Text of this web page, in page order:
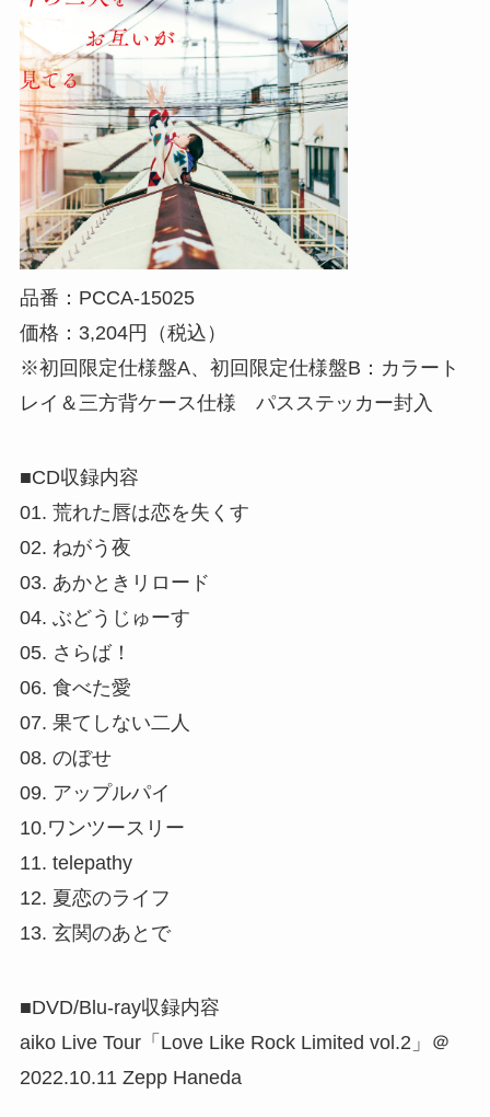
品番：PCCA-15025
価格：3,204円（税込）
※初回限定仕様盤A、初回限定仕様盤B：カラート
レイ＆三方背ケース仕様 パスステッカー封入
■CD収録内容
01. 荒れた唇は恋を失くす
02. ねがう夜
03. あかときリロード
04. ぶどうじゅーす
05. さらば！
06. 食べた愛
07. 果てしない二人
08. のぼせ
09. アップルパイ
10.ワンツースリー
11. telepathy
12. 夏恋のライフ
13. 玄関のあとで
■DVD/Blu-ray収録内容
aiko Live Tour「Love Like Rock Limited vol.2」＠
2022.10.11 Zepp Haneda